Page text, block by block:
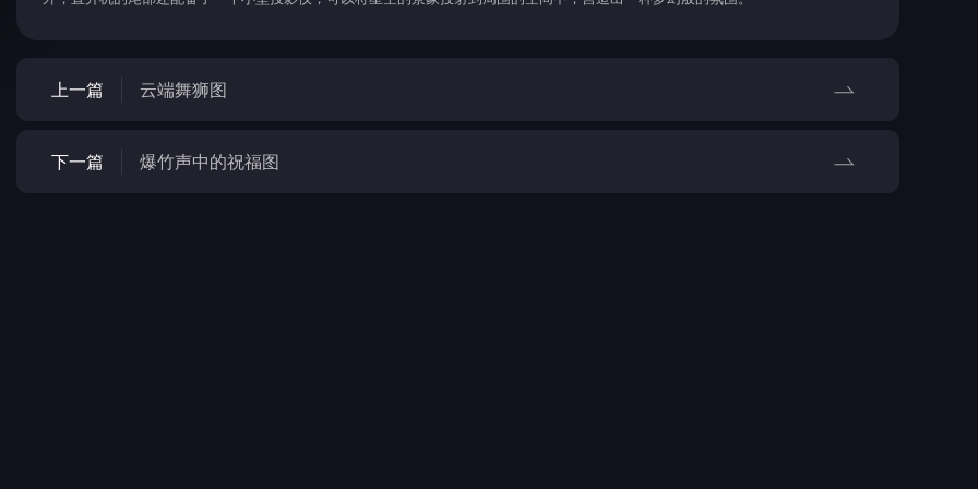
上一篇 云端舞狮图
下一篇 爆竹声中的祝福图